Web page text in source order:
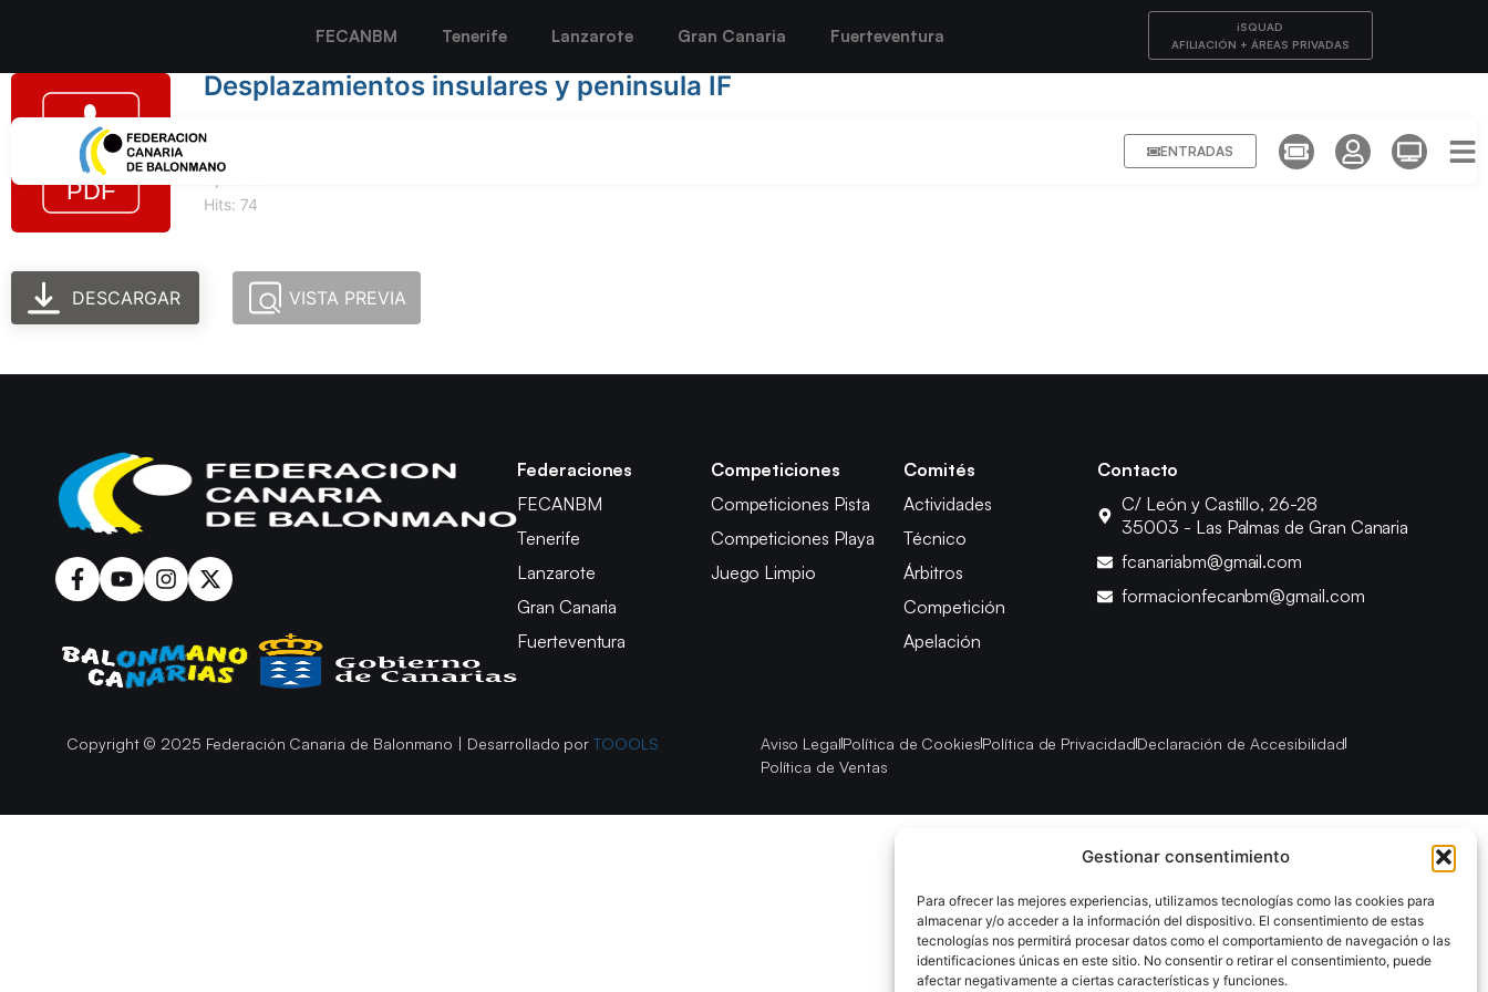
Gestionar consentimiento
Para ofrecer las mejores experiencias, utilizamos tecnologías como las cookies para
almacenar y/o acceder a la información del dispositivo. El consentimiento de estas
tecnologías nos permitirá procesar datos como el comportamiento de navegación o las
identificaciones únicas en este sitio. No consentir o retirar el consentimiento, puede
afectar negativamente a ciertas características y funciones.
FECANBM Tenerife Lanzarote Gran Canaria Fuerteventura
iSQUAD
AFILIACIÓN + ÁREAS PRIVADAS
ENTRADAS
Desplazamientos insulares y peninsula IF
Hits: 74
DESCARGAR VISTA PREVIA
Federaciones
FECANBM
Tenerife
Lanzarote
Gran Canaria
Fuerteventura
Competiciones
Competiciones Pista
Competiciones Playa
Juego Limpio
Comités
Actividades
Técnico
Árbitros
Competición
Apelación
Contacto
C/ León y Castillo, 26-28
35003 - Las Palmas de Gran Canaria
fcanariabm@gmail.com
formacionfecanbm@gmail.com
Copyright © 2025 Federación Canaria de Balonmano | Desarrollado porTOOOLS Aviso LegalPolítica de CookiesPolítica de PrivacidadDeclaración de Accesibilidad
Política de Ventas